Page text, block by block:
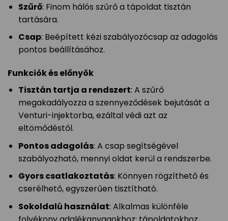
Szűrő: Finom hálós szűrő a tápoldat tisztán
tartására.
Csap: Beépített kézi szabályozócsap az adagolás
pontos beállításához.
Funkciók és előnyök
Tisztán tartja a rendszert: A szűrő
megakadályozza a szennyeződések bejutását a
Venturi-injektorba, ezáltal védi azt az
eltömődéstől.
Pontos adagolás: A csap segítségével
szabályozható, mennyi oldat kerül a rendszerbe.
Gyors csatlakoztatás: Könnyen rögzíthető és
cserélhető, egyszerűen tisztítható.
Sokoldalú használat: Alkalmas különféle